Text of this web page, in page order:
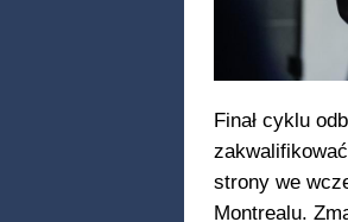
Finał cyklu
strony we
Montrealu.